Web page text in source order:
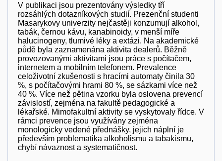
V publikaci jsou prezentovány výsledky tří
rozsáhlých dotazníkových studií. Prezenční studenti
Masarykovy univerzity nejčastěji konzumují alkohol,
tabák, černou kávu, kanabinoidy, v menší míře
halucinogeny, tlumivé léky a extázi. Na akademické
půdě byla zaznamenána aktivita dealerů. Běžně
provozovanými aktivitami jsou práce s počítačem,
internetem a mobilním telefonem. Prevalence
celoživotní zkušenosti s hracími automaty činila 30
%, s počítačovými hrami 80 %, se sázkami více než
40 %. Více než pětina vzorku byla oslovena prevencí
závislostí, zejména na fakultě pedagogické a
lékařské. Mimofakultní aktivity se vyskytovaly řídce. V
rámci prevence jsou využívány zejména
monologicky vedené přednášky, jejich náplní je
především problematika alkoholismu a tabakismu,
chybí návaznost a systematičnost.